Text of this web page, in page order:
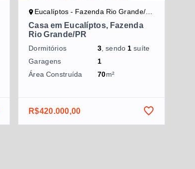
Eucalíptos - Fazenda Rio Grande/PR
Casa em Eucalíptos, Fazenda
Rio Grande/PR
Dormitórios 3, sendo1 suíte
Garagens
1
Área Construída
70m²
R$420.000,00